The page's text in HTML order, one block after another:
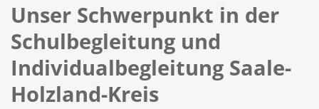
Unser Schwerpunkt in der
Schulbegleitung und
Individualbegleitung Saale-
Holzland-Kreis